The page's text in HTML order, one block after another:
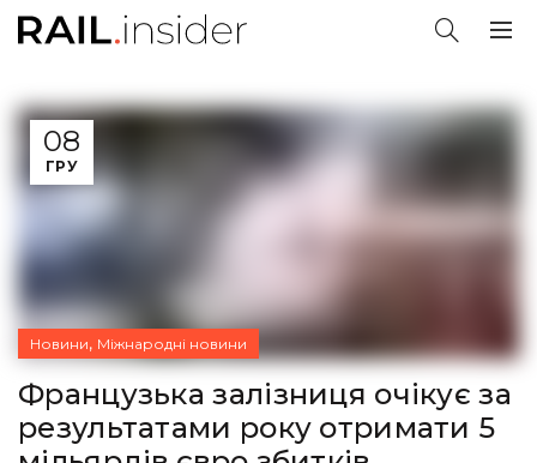
08
ГРУ
Новини, Міжнародні новини
Французька залізниця очікує за
результатами року отримати 5